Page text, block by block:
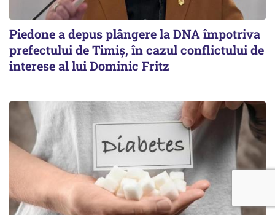
Piedone a depus plângere la DNA împotriva
prefectului de Timiș, în cazul conflictului de
interese al lui Dominic Fritz